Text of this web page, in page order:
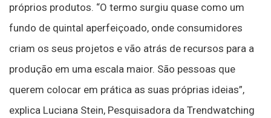
próprios produtos. “O termo surgiu quase como um
fundo de quintal aperfeiçoado, onde consumidores
criam os seus projetos e vão atrás de recursos para a
produção em uma escala maior. São pessoas que
querem colocar em prática as suas próprias ideias”,
explica Luciana Stein, Pesquisadora da Trendwatching